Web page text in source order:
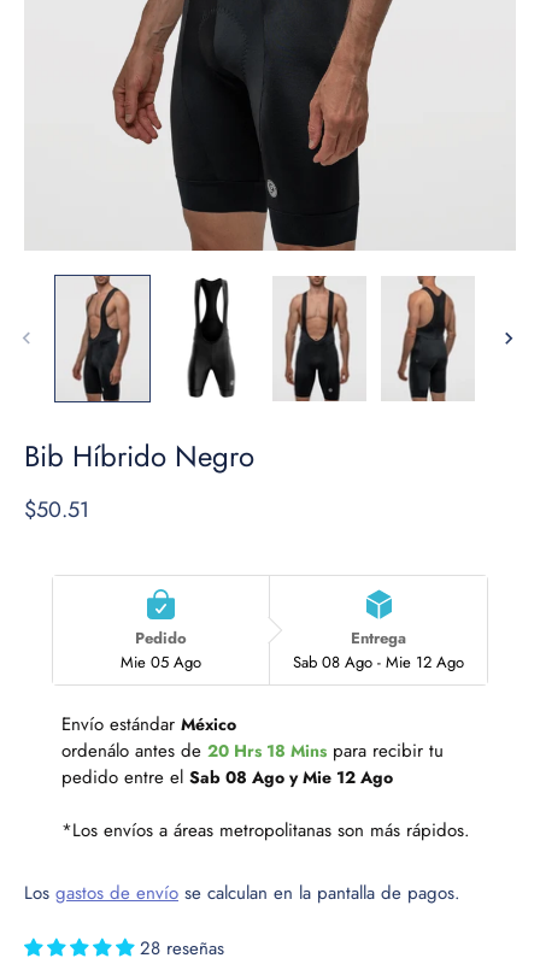
Bib Híbrido Negro
$50.51
Pedido
Mie 05 Ago
Entrega
Sab 08 Ago - Mie 12 Ago
Envío estándar México
ordenálo antes de 20 Hrs 18 Mins para recibir tu
pedido entre el Sab 08 Ago y Mie 12 Ago
*Los envíos a áreas metropolitanas son más rápidos.
Los gastos de envío se calculan en la pantalla de pagos.
28 reseñas